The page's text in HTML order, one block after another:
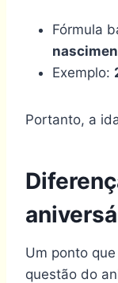
Fórmula
Exemplo:
Portanto, a
Um ponto
questão do